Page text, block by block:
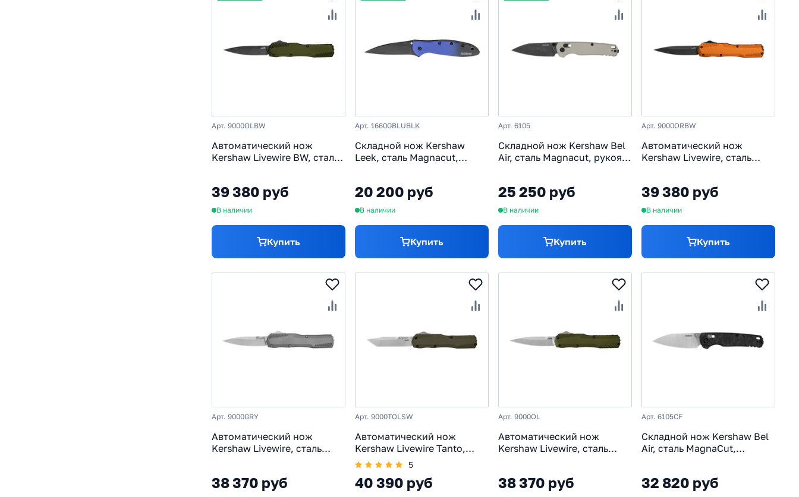
Арт. 9000OLBW
Автоматический нож
Kershaw Livewire BW, сталь
39 380 руб
В наличии
Купить
Арт. 1660GBLUBLK
Складной нож Kershaw
Leek, сталь Magnacut,
20 200 руб
В наличии
Купить
Арт. 6105
Складной нож Kershaw Bel
Air, сталь Magnacut, рукоять
25 250 руб
В наличии
Купить
Арт. 9000ORBW
Автоматический нож
Kershaw Livewire, сталь
39 380 руб
В наличии
Купить
Арт. 9000GRY
Автоматический нож
Kershaw Livewire, сталь
38 370 руб
Арт. 9000TOLSW
Автоматический нож
Kershaw Livewire Tanto,
сталь Magnacut, рукоять
алюминий, олива
5
40 390 руб
Арт. 9000OL
Автоматический нож
Kershaw Livewire, сталь
38 370 руб
Арт. 6105CF
Складной нож Kershaw Bel
Air, сталь MagnaCut,
32 820 руб